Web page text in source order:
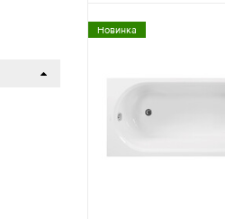
Новинка